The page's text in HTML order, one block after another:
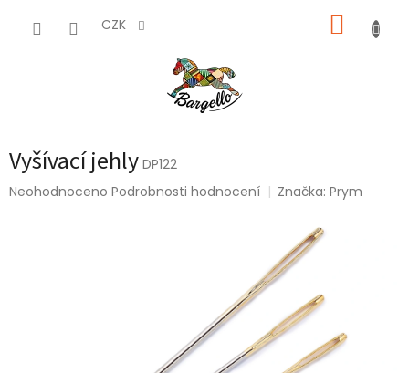
CZK
Vyšívací jehly DP122
Průměrné
Neohodnoceno Podrobnosti hodnocení Značka:Prym